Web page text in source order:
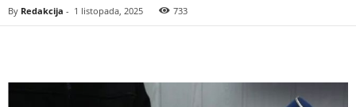
By Redakcija - 1 listopada, 2025 733